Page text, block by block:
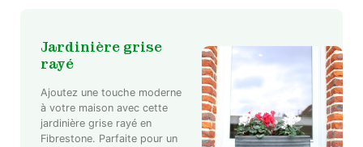
Jardinière grise
rayé
Ajoutez une touche moderne
à votre maison avec cette
jardinière grise rayé en
Fibrestone. Parfaite pour un